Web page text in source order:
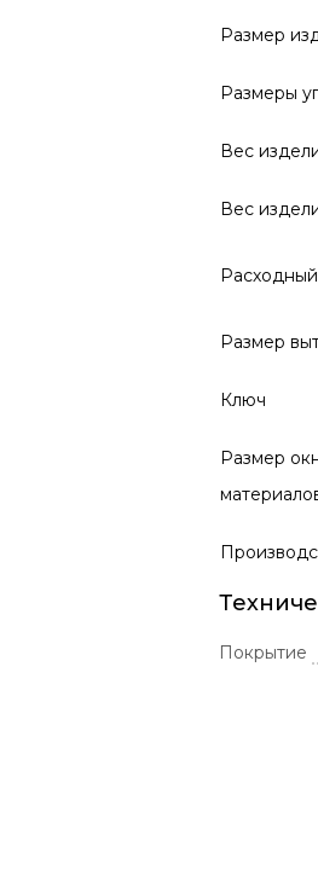
Размер
Размеры
Вес
Вес
Размер
Ключ
Размер
Покрытие